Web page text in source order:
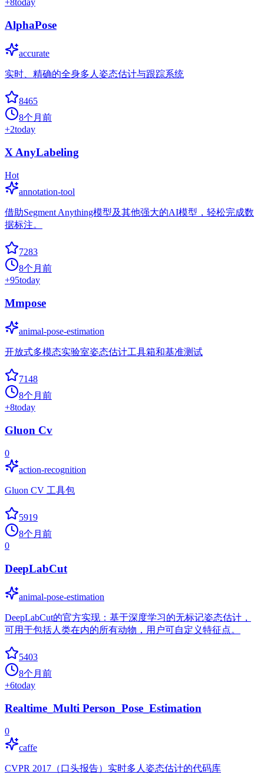
+8today
AlphaPose
accurate
实时、精确的全身多人姿态估计与跟踪系统
8465
8个月前
+2today
X AnyLabeling
Hot
annotation-tool
借助Segment Anything模型及其他强大的AI模型，轻松完成数
据标注。
7283
8个月前
+95today
Mmpose
animal-pose-estimation
开放式多模态实验室姿态估计工具箱和基准测试
7148
8个月前
+8today
Gluon Cv
0
action-recognition
Gluon CV 工具包
5919
8个月前
0
DeepLabCut
animal-pose-estimation
DeepLabCut的官方实现：基于深度学习的无标记姿态估计，
可用于包括人类在内的所有动物，用户可自定义特征点。
5403
8个月前
+6today
Realtime_Multi Person_Pose_Estimation
0
caffe
CVPR 2017（口头报告）实时多人姿态估计的代码库